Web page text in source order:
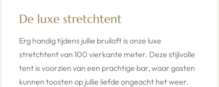
De luxe stretchtent
Erg handig tijdens jullie bruiloft is onze luxe
stretchtent van 100 vierkante meter. Deze stijlvolle
tent is voorzien van een prachtige bar, waar gasten
kunnen toosten op jullie liefde ongeacht het weer.